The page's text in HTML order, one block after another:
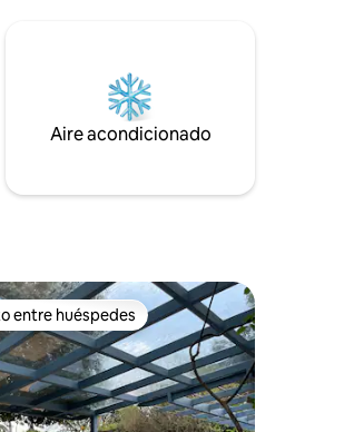
Echale un vistazo a nuestra
Aire acondicionado
entre huéspedes
entre huéspedes